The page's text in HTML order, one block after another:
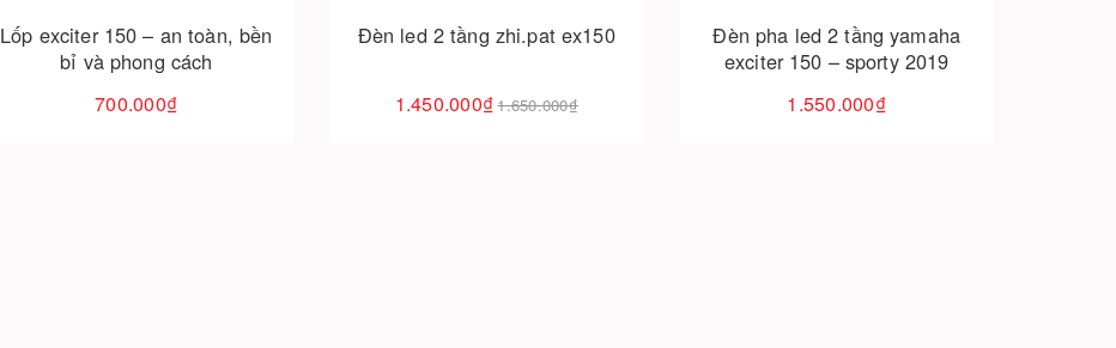
Lốp exciter 150 – an toàn, bền
bỉ và phong cách
700.000₫
Đèn led 2 tầng zhi.pat ex150
1.450.000₫1.650.000₫
Đèn pha led 2 tầng yamaha
exciter 150 – sporty 2019
1.550.000₫